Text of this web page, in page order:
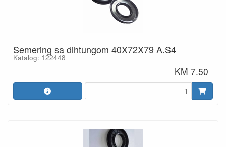
Semering sa dihtungom 40X72X79 A.S4
Katalog: 122448
KM 7.50